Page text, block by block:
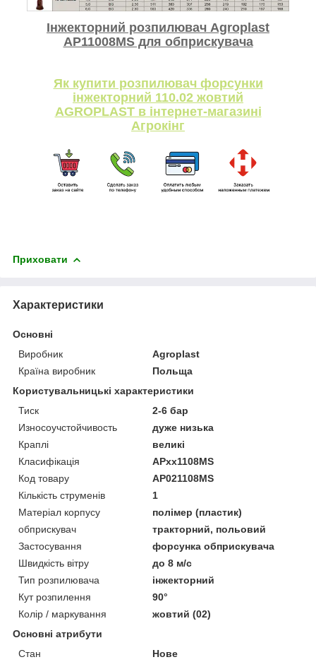
Як купити розпилювач форсунки
інжекторний 110.02 жовтий
AGROPLAST в інтернет-магазині
Агрокінг
Інжекторний розпилювач Agroplast
AP11008MS для обприскувача
Приховати
Характеристики
Основні
Виробник
Agroplast
Країна виробник
Польща
Користувальницькі характеристики
Тиск
2-6 бар
Износоучстойчивость
дуже низька
Краплі
великі
Класифікація
APxx1108MS
Код товару
AP021108MS
Кількість струменів
1
Матеріал корпусу
полімер (пластик)
обприскувач
тракторний, польовий
Застосування
форсунка обприскувача
Швидкість вітру
до 8 м/с
Тип розпилювача
інжекторний
Кут розпилення
90°
Колір / маркування
жовтий (02)
Основні атрибути
Стан
Нове